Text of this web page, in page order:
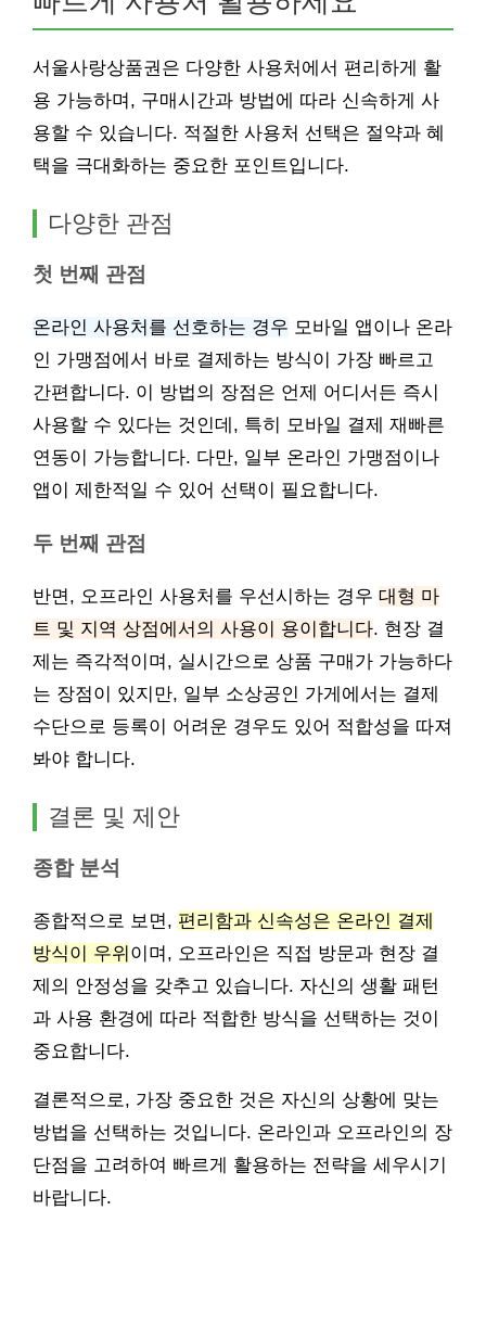
서울사랑상품권은 다양한 사용처에서 편리하게 활
용 가능하며, 구매시간과 방법에 따라 신속하게 사
용할 수 있습니다. 적절한 사용처 선택은 절약과 혜
택을 극대화하는 중요한 포인트입니다.
다양한 관점
첫 번째 관점
온라인 사용처를 선호하는 경우 모바일 앱이나 온라
인 가맹점에서 바로 결제하는 방식이 가장 빠르고
간편합니다. 이 방법의 장점은 언제 어디서든 즉시
사용할 수 있다는 것인데, 특히 모바일 결제 재빠른
연동이 가능합니다. 다만, 일부 온라인 가맹점이나
앱이 제한적일 수 있어 선택이 필요합니다.
두 번째 관점
반면, 오프라인 사용처를 우선시하는 경우 대형 마
트 및 지역 상점에서의 사용이 용이합니다. 현장 결
제는 즉각적이며, 실시간으로 상품 구매가 가능하다
는 장점이 있지만, 일부 소상공인 가게에서는 결제
수단으로 등록이 어려운 경우도 있어 적합성을 따져
봐야 합니다.
결론 및 제안
종합 분석
종합적으로 보면, 편리함과 신속성은 온라인 결제
방식이 우위 이며, 오프라인은 직접 방문과 현장 결
제의 안정성을 갖추고 있습니다. 자신의 생활 패턴
과 사용 환경에 따라 적합한 방식을 선택하는 것이
중요합니다.
결론적으로, 가장 중요한 것은 자신의 상황에 맞는
방법을 선택하는 것입니다. 온라인과 오프라인의 장
단점을 고려하여 빠르게 활용하는 전략을 세우시기
바랍니다.